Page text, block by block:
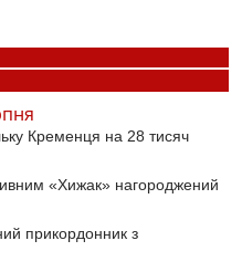
Кременця на 28 тисяч
«Хижак» нагороджений
прикордонник з